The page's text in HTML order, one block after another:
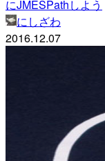
にJMESPathしよう
にしざわ
2016.12.07